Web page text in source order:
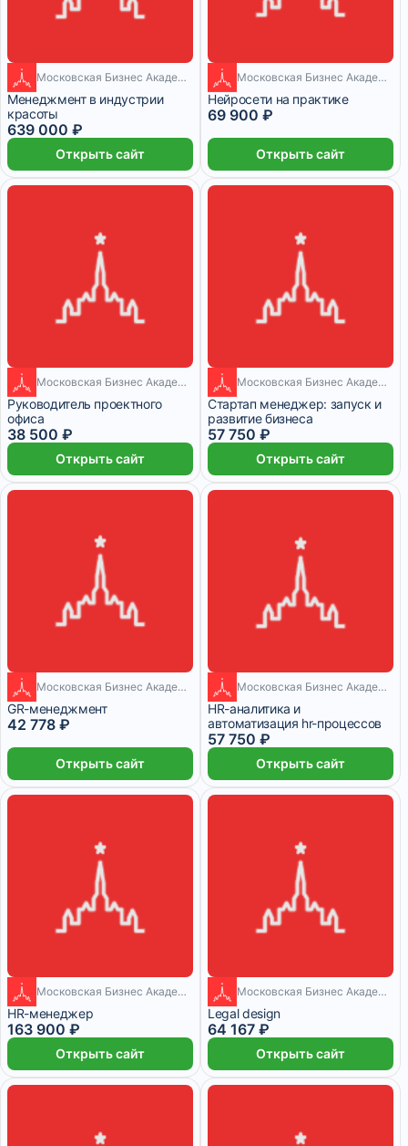
20 месяцев Московская Бизнес Академия
Менеджмент в индустрии
красоты
639 000 ₽
Открыть сайт
2 месяца Московская Бизнес Академия
Нейросети на практике
69 900 ₽
Открыть сайт
2 месяца Московская Бизнес Академия
Руководитель проектного
офиса
38 500 ₽
Открыть сайт
1 месяц Московская Бизнес Академия
Стартап менеджер: запуск и
развитие бизнеса
57 750 ₽
Открыть сайт
1 месяц Московская Бизнес Академия
GR-менеджмент
42 778 ₽
Открыть сайт
1 месяц Московская Бизнес Академия
HR-аналитика и
автоматизация hr-процессов
57 750 ₽
Открыть сайт
6 месяцев Московская Бизнес Академия
HR-менеджер
163 900 ₽
Открыть сайт
1 месяц Московская Бизнес Академия
Legal design
64 167 ₽
Открыть сайт